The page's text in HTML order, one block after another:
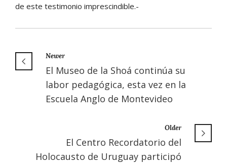
de este testimonio imprescindible.-
Newer
El Museo de la Shoá continúa su
labor pedagógica, esta vez en la
Escuela Anglo de Montevideo
Older
El Centro Recordatorio del
Holocausto de Uruguay participó